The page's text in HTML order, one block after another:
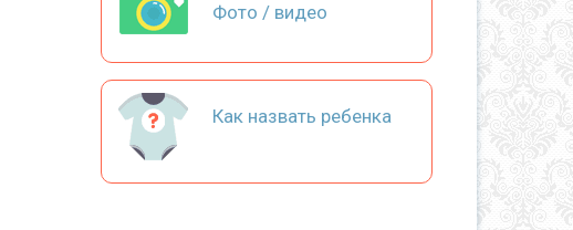
Фото / видео
Как назвать ребенка